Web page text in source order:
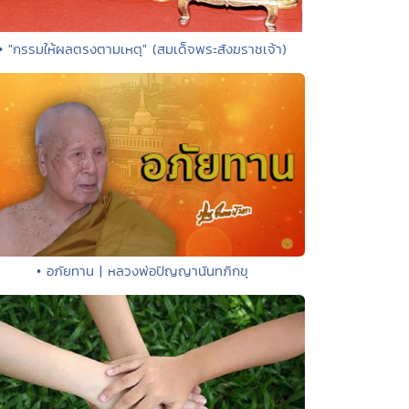
"กรรมให้ผลตรงตามเหตุ" (สมเด็จพระสังฆราชเจ้า)
• อภัยทาน | หลวงพ่อปัญญานันทภิกขุ